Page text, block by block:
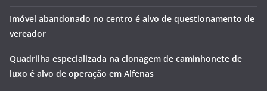
Imóvel abandonado no centro é alvo de questionamento de
vereador
Quadrilha especializada na clonagem de caminhonete de
luxo é alvo de operação em Alfenas